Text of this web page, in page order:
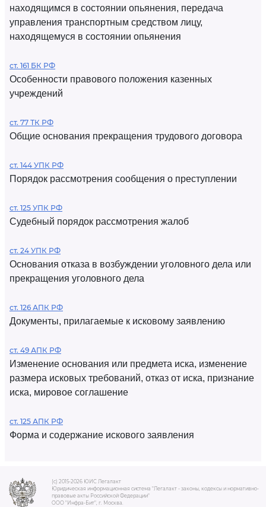
находящимся в состоянии опьянения, передача
управления транспортным средством лицу,
находящемуся в состоянии опьянения
ст. 161 БК РФ
Особенности правового положения казенных
учреждений
ст. 77 ТК РФ
Общие основания прекращения трудового договора
ст. 144 УПК РФ
Порядок рассмотрения сообщения о преступлении
ст. 125 УПК РФ
Судебный порядок рассмотрения жалоб
ст. 24 УПК РФ
Основания отказа в возбуждении уголовного дела или
прекращения уголовного дела
ст. 126 АПК РФ
Документы, прилагаемые к исковому заявлению
ст. 49 АПК РФ
Изменение основания или предмета иска, изменение
размера исковых требований, отказ от иска, признание
иска, мировое соглашение
ст. 125 АПК РФ
Форма и содержание искового заявления
(c) 2015-2026 ЮИС Легалакт
Юридическая информационная система "Легалакт - законы, кодексы и нормативно-
правовые акты Российской Федерации"
ООО "Инфра-Бит", г. Москва.